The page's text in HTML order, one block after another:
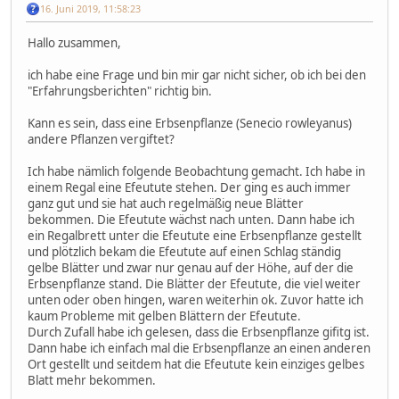
16. Juni 2019, 11:58:23
Hallo zusammen,
ich habe eine Frage und bin mir gar nicht sicher, ob ich bei den
"Erfahrungsberichten" richtig bin.
Kann es sein, dass eine Erbsenpflanze (Senecio rowleyanus)
andere Pflanzen vergiftet?
Ich habe nämlich folgende Beobachtung gemacht. Ich habe in
einem Regal eine Efeutute stehen. Der ging es auch immer
ganz gut und sie hat auch regelmäßig neue Blätter
bekommen. Die Efeutute wächst nach unten. Dann habe ich
ein Regalbrett unter die Efeutute eine Erbsenpflanze gestellt
und plötzlich bekam die Efeutute auf einen Schlag ständig
gelbe Blätter und zwar nur genau auf der Höhe, auf der die
Erbsenpflanze stand. Die Blätter der Efeutute, die viel weiter
unten oder oben hingen, waren weiterhin ok. Zuvor hatte ich
kaum Probleme mit gelben Blättern der Efeutute.
Durch Zufall habe ich gelesen, dass die Erbsenpflanze gifitg ist.
Dann habe ich einfach mal die Erbsenpflanze an einen anderen
Ort gestellt und seitdem hat die Efeutute kein einziges gelbes
Blatt mehr bekommen.